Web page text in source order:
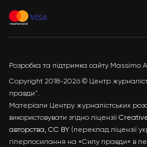
Розробка та підтримка сайту Massimo
Copyright 2018-2026 © Центр
правди".
Матеріали Центру журналістських
використовувати згідно ліцензії
авторства, CC BY (переклад ліцензії
гіперпосилання на «Силу правди» в